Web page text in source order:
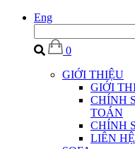
Eng
0
GIỚI THIỆU
GIỚI
CHÍNH
TOÁN
CHÍNH
LIÊN HỆ